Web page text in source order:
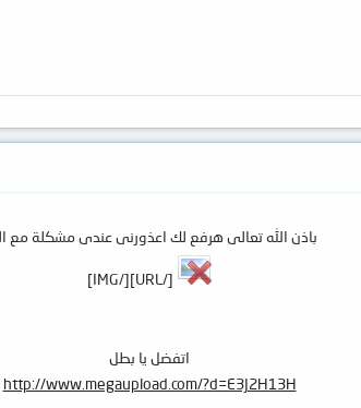
باذن الله تعالى هرفع لك اعذورنى عندى مشكلة مع
[/URL][/IMG]
اتفضل يا بطل
http://www.megaupload.com/?d=E3J2H13H